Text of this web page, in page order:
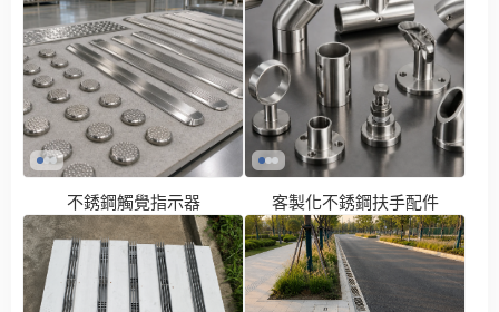
不銹鋼觸覺指示器 客製化不銹鋼扶手配件